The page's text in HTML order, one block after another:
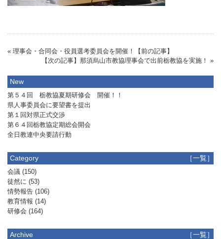
« 理事会・合同会・役員選考委員会を開催！【前の記事】
【次の記事】那須烏山市教協理事会で出前栃教協を実施！ »
New
第５４回 栃教協夏期研修会 開催！！
県人事委員会に要望書を提出
第１回対県正式交渉
第６４回栃教協定期総会開会
全日教連中央要請行動
Category ［一覧］
会議 (150)
徒然に (53)
情勢報告 (106)
教育情報 (14)
研修会 (164)
Archive ［一覧］